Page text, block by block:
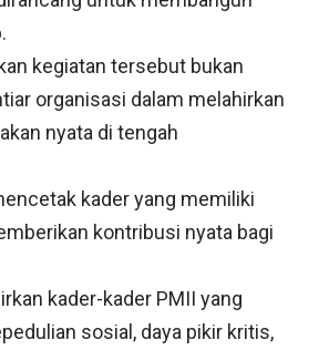
kegiatan tersebut bukan
organisasi dalam melahirkan
nyata di tengah
kader yang memiliki
kontribusi nyata bagi
kader-kader PMII yang
sosial, daya pikir kritis,